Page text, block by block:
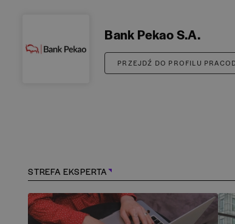
Bank Pekao S.A.
PRZEJDŹ DO PROFILU
STREFA EKSPERTA